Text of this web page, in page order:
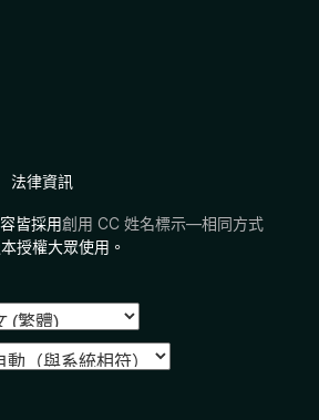
法律資訊
皆採用創用 CC 姓名標示—相同方式
授權大眾使用。